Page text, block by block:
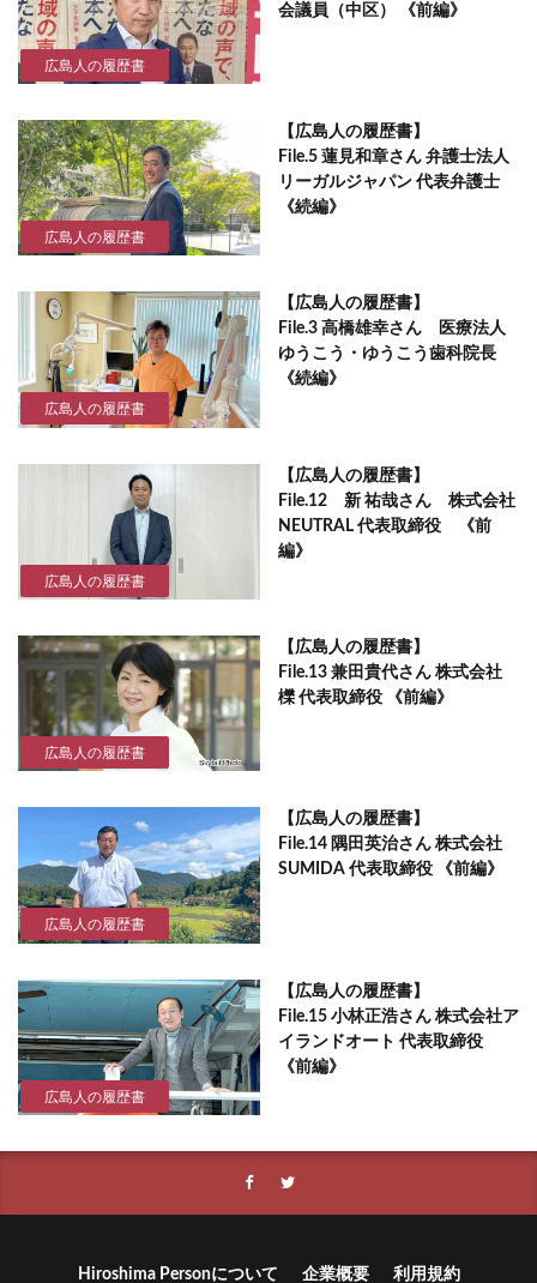
広島人の履歴書
会議員（中区） 《前編》
広島人の履歴書
【広島人の履歴書】
File.5 蓮見和章さん 弁護士法人
リーガルジャパン 代表弁護士
《続編》
広島人の履歴書
【広島人の履歴書】
File.3 高橋雄幸さん 医療法人
ゆうこう・ゆうこう歯科院長
《続編》
広島人の履歴書
【広島人の履歴書】
File.12 新 祐哉さん 株式会社
NEUTRAL 代表取締役 《前
編》
広島人の履歴書
【広島人の履歴書】
File.13 兼田貴代さん 株式会社
櫟 代表取締役 《前編》
広島人の履歴書
【広島人の履歴書】
File.14 隅田英治さん 株式会社
SUMIDA 代表取締役 《前編》
広島人の履歴書
【広島人の履歴書】
File.15 小林正浩さん 株式会社ア
イランドオート 代表取締役
《前編》
Hiroshima Personについて 企業概要 利用規約